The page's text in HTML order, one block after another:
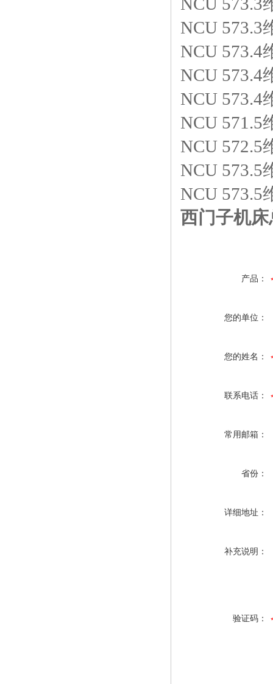
NCU 573.3
NCU 573.4
NCU 573.4
NCU 573.4
NCU 571.5
NCU 572.5
NCU 573.5
NCU 573.5
西门子机床
产品：
您的单位：
您的姓名：
联系电话：
常用邮箱：
省份：
详细地址：
补充说明：
验证码：